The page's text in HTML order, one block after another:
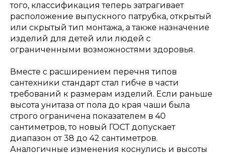
того, классификация теперь затрагивает
расположение выпускного патрубка, открытый
или скрытый тип монтажа, а также назначение
изделий для детей или людей с
ограниченными возможностями здоровья.
Вместе с расширением перечня типов
сантехники стандарт стал гибче в части
требований к размерам изделий. Если раньше
высота унитаза от пола до края чаши была
строго ограничена показателем в 40
сантиметров, то новый ГОСТ допускает
диапазон от 38 до 42 сантиметров.
Аналогичные изменения коснулись и высоты